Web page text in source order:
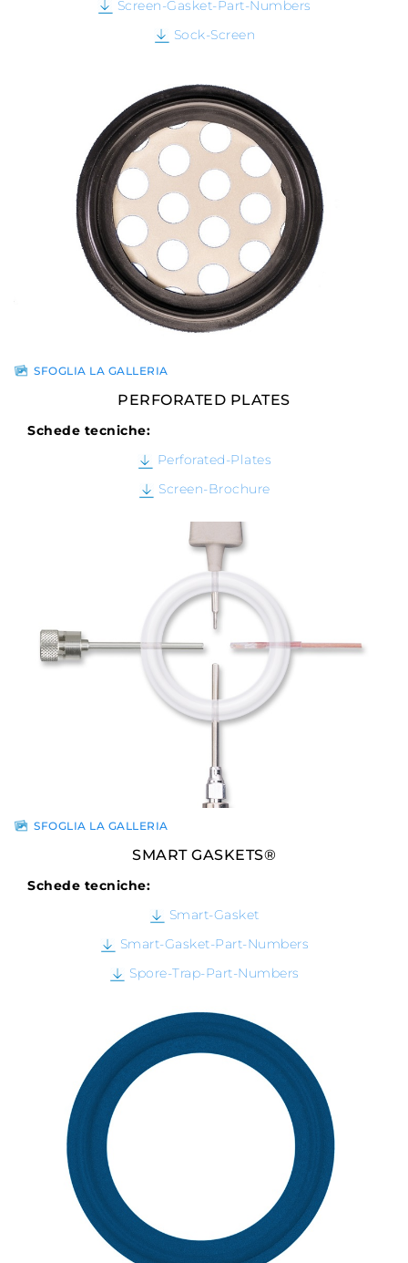
Screen-Gasket-Part-Numbers
Sock-Screen
SFOGLIA LA GALLERIA
PERFORATED PLATES
Schede tecniche:
Perforated-Plates
Screen-Brochure
SFOGLIA LA GALLERIA
SMART GASKETS®
Schede tecniche:
Smart-Gasket
Smart-Gasket-Part-Numbers
Spore-Trap-Part-Numbers